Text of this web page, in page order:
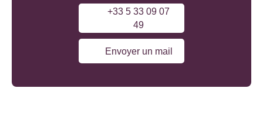
+33 5 33 09 07
49
Envoyer un mail